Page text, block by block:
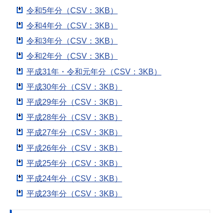
令和5年分（CSV：3KB）
令和4年分（CSV：3KB）
令和3年分（CSV：3KB）
令和2年分（CSV：3KB）
平成31年・令和元年分（CSV：3KB）
平成30年分（CSV：3KB）
平成29年分（CSV：3KB）
平成28年分（CSV：3KB）
平成27年分（CSV：3KB）
平成26年分（CSV：3KB）
平成25年分（CSV：3KB）
平成24年分（CSV：3KB）
平成23年分（CSV：3KB）